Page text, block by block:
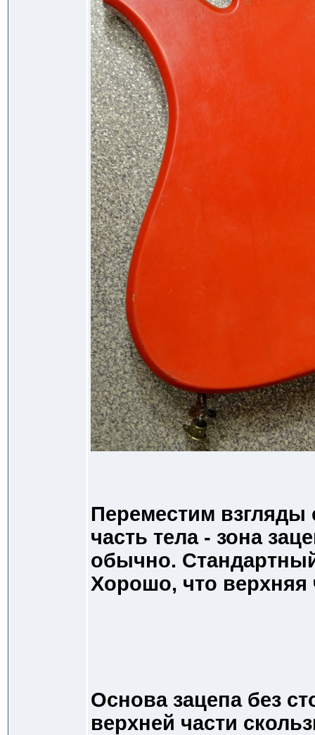
Переместим
часть тела - зона
обычно.
Хорошо, что верхняя
Основа зацепа без
верхней части